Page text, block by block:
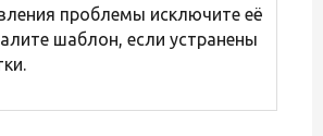
проблемы исключите её
шаблон, если устранены